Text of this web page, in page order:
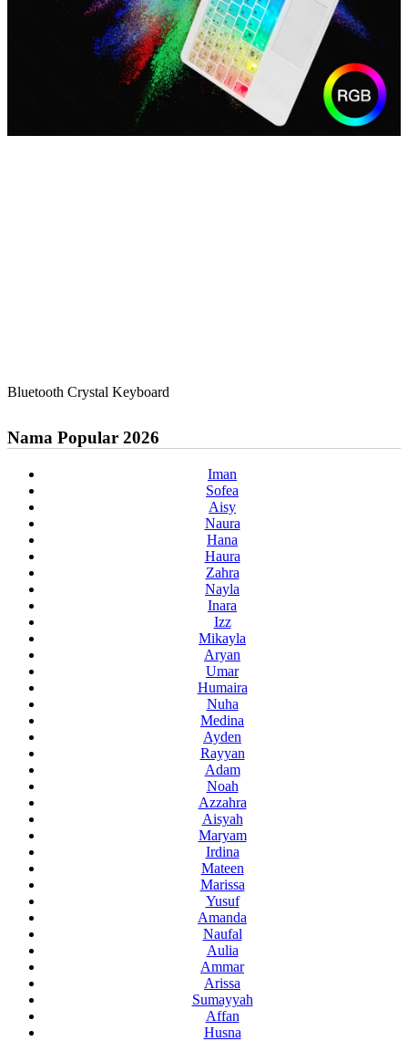
Bluetooth Crystal Keyboard
Nama Popular 2026
Iman
Sofea
Aisy
Naura
Hana
Haura
Zahra
Nayla
Inara
Izz
Mikayla
Aryan
Umar
Humaira
Nuha
Medina
Ayden
Rayyan
Adam
Noah
Azzahra
Aisyah
Maryam
Irdina
Mateen
Marissa
Yusuf
Amanda
Naufal
Aulia
Ammar
Arissa
Sumayyah
Affan
Husna